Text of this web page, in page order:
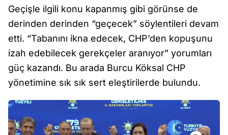
Geçişle ilgili konu kapanmış gibi görünse de
derinden derinden “geçecek” söylentileri devam
etti. “Tabanını ikna edecek, CHP’den kopuşunu
izah edebilecek gerekçeler aranıyor” yorumları
güç kazandı. Bu arada Burcu Köksal CHP
yönetimine sık sık sert eleştirilerde bulundu.